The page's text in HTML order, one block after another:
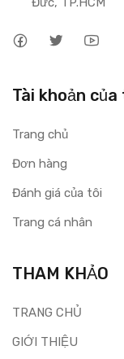
Tài khoản của
Trang chủ
Đơn hàng
Đánh giá của tôi
Trang cá nhân
THAM KHẢO
TRANG CHỦ
GIỚI THIỆU